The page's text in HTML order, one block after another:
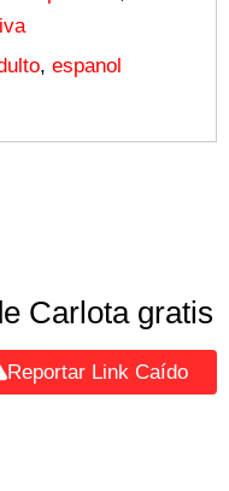
, espanol
Carlota gratis
Reportar Link Caído